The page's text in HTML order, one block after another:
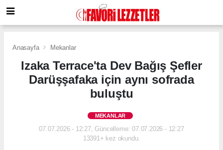
Anasayfa Mekanlar
Izaka Terrace'ta Dev Bağış Şefler
Darüşşafaka için aynı sofrada
buluştu
MEKANLAR
07.07.2026 - 12:27, Güncelleme: 07.07.2026 - 12:27
13391+ kez okundu.